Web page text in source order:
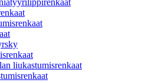
liukastumisrenkaat